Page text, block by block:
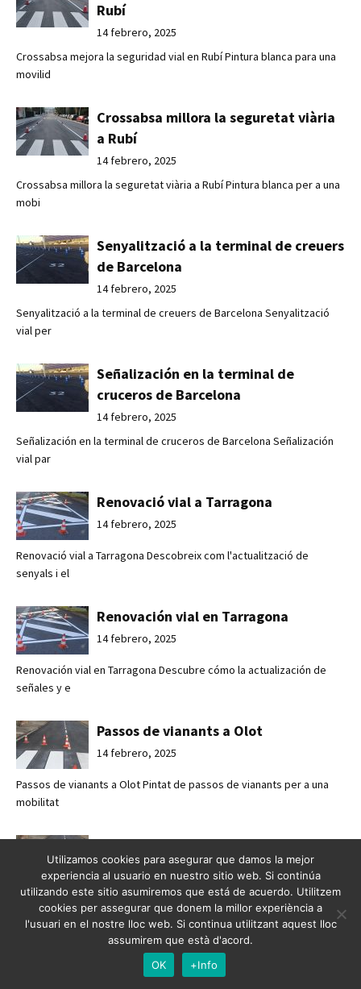
Rubí
14 febrero, 2025
Crossabsa mejora la seguridad vial en Rubí Pintura blanca para una
movilid
Crossabsa millora la seguretat viària
a Rubí
14 febrero, 2025
Crossabsa millora la seguretat viària a Rubí Pintura blanca per a una
mobi
Senyalització a la terminal de creuers
de Barcelona
14 febrero, 2025
Senyalització a la terminal de creuers de Barcelona Senyalització
vial per
Señalización en la terminal de
cruceros de Barcelona
14 febrero, 2025
Señalización en la terminal de cruceros de Barcelona Señalización
vial par
Renovació vial a Tarragona
14 febrero, 2025
Renovació vial a Tarragona Descobreix com l'actualització de
senyals i el
Renovación vial en Tarragona
14 febrero, 2025
Renovación vial en Tarragona Descubre cómo la actualización de
señales y e
Passos de vianants a Olot
14 febrero, 2025
Passos de vianants a Olot Pintat de passos de vianants per a una
mobilitat
Pasos de peatones en Olot
14 febrero, 2025
Pasos de peatones en Olot Pintado de pasos de peatones para una
movilidad
Mejorando la seguridad vial en
Esplugues de Llobregat
Utilizamos cookies para asegurar que damos la mejor
experiencia al usuario en nuestro sitio web. Si continúa
utilizando este sitio asumiremos que está de acuerdo. Utilitzem
cookies per assegurar que donem la millor experiència a
l'usuari en el nostre lloc web. Si continua utilitzant aquest lloc
assumirem que està d'acord.
OK
+Info